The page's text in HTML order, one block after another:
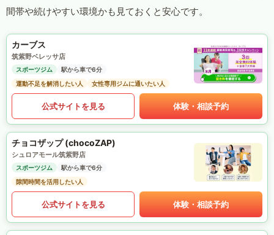
間帯や続けやすい環境かも見ておくと安心です。
カーブス
筑紫野ベレッサ店
スポーツジム
駅から車で6分
運動不足を解消したい人
女性専用ジムに通いたい人
公式サイトを見る 体験・相談予約
チョコザップ (chocoZAP)
シュロアモール筑紫野店
スポーツジム
駅から車で6分
隙間時間を活用したい人
公式サイトを見る 体験・相談予約